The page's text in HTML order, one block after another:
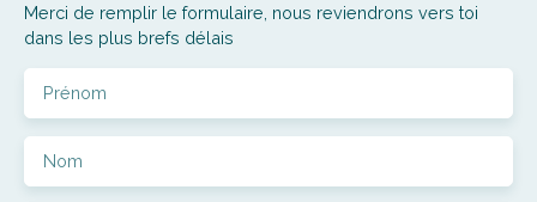
Merci de remplir le formulaire, nous reviendrons vers toi
dans les plus brefs délais
Prénom
Nom